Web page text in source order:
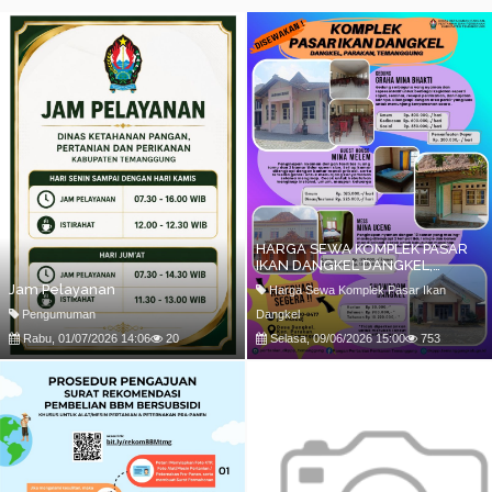
Jam Pelayanan
Pengumuman
Rabu, 01/07/2026 14:06
20
HARGA SEWA KOMPLEK PASAR
IKAN DANGKEL DANGKEL,
PARAKAN TEMANGGUNG
Harga Sewa Komplek Pasar Ikan
Dangkel
Selasa, 09/06/2026 15:00
753